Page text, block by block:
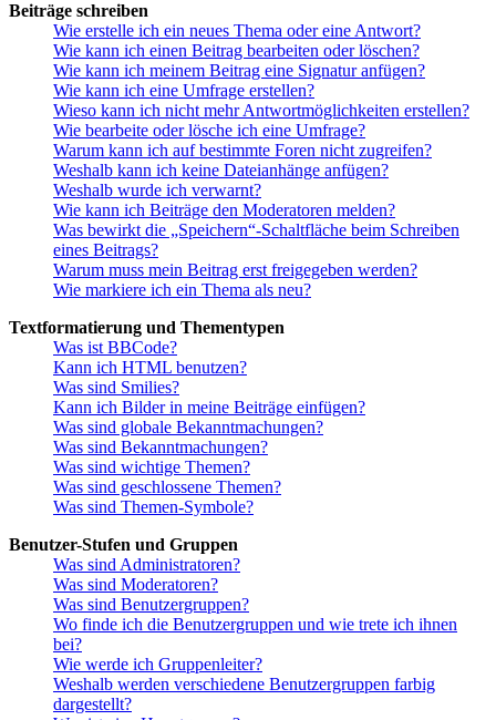
Beiträge schreiben
Wie erstelle ich ein neues Thema oder eine Antwort?
Wie kann ich einen Beitrag bearbeiten oder löschen?
Wie kann ich meinem Beitrag eine Signatur anfügen?
Wie kann ich eine Umfrage erstellen?
Wieso kann ich nicht mehr Antwortmöglichkeiten erstellen?
Wie bearbeite oder lösche ich eine Umfrage?
Warum kann ich auf bestimmte Foren nicht zugreifen?
Weshalb kann ich keine Dateianhänge anfügen?
Weshalb wurde ich verwarnt?
Wie kann ich Beiträge den Moderatoren melden?
Was bewirkt die „Speichern“-Schaltfläche beim Schreiben
eines Beitrags?
Warum muss mein Beitrag erst freigegeben werden?
Wie markiere ich ein Thema als neu?
Textformatierung und Thementypen
Was ist BBCode?
Kann ich HTML benutzen?
Was sind Smilies?
Kann ich Bilder in meine Beiträge einfügen?
Was sind globale Bekanntmachungen?
Was sind Bekanntmachungen?
Was sind wichtige Themen?
Was sind geschlossene Themen?
Was sind Themen-Symbole?
Benutzer-Stufen und Gruppen
Was sind Administratoren?
Was sind Moderatoren?
Was sind Benutzergruppen?
Wo finde ich die Benutzergruppen und wie trete ich ihnen
bei?
Wie werde ich Gruppenleiter?
Weshalb werden verschiedene Benutzergruppen farbig
dargestellt?